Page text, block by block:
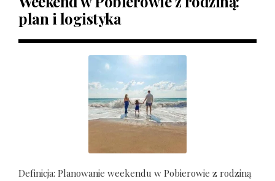
plan i logistyka
Definicja: Planowanie weekendu w Pobierowie z rodziną